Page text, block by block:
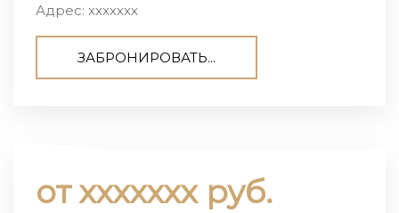
Адрес: ххххххх
ЗАБРОНИРОВАТЬ...
от ххххххх руб.